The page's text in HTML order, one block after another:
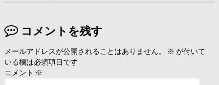
コメントを残す
メールアドレスが公開されることはありません。 ※ が付いて
いる欄は必須項目です
コメント ※